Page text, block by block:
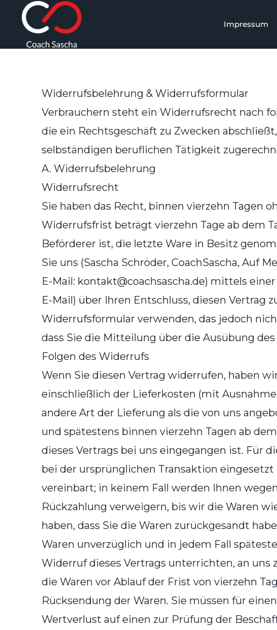
springen
Impressum
Widerrufsbelehrung & Widerrufsformular
Verbrauchern steht ein Widerrufsrecht nach
die ein Rechtsgeschäft zu Zwecken
selbständigen beruflichen Tätigkeit
A. Widerrufsbelehrung
Widerrufsrecht
Sie haben das Recht, binnen vierzehn Tagen
Widerrufsfrist beträgt vierzehn Tage ab dem
Beförderer ist, die letzte Ware in Besitz
Sie uns (Sascha Schröder, CoachSascha, Auf
E-Mail: kontakt@coachsascha.de) mittels
E-Mail) über Ihren Entschluss, diesen
Widerrufsformular verwenden, das jedoch
dass Sie die Mitteilung über die Ausübung
Folgen des Widerrufs
Wenn Sie diesen Vertrag widerrufen, haben
einschließlich der Lieferkosten (mit
andere Art der Lieferung als die von uns
und spätestens binnen vierzehn Tagen ab
dieses Vertrags bei uns eingegangen ist. Für
bei der ursprünglichen Transaktion
vereinbart; in keinem Fall werden Ihnen
Rückzahlung verweigern, bis wir die Waren
haben, dass Sie die Waren zurückgesandt
Waren unverzüglich und in jedem Fall
Widerruf dieses Vertrags unterrichten, an
die Waren vor Ablauf der Frist von vierzehn
Rücksendung der Waren. Sie müssen für
Wertverlust auf einen zur Prüfung der